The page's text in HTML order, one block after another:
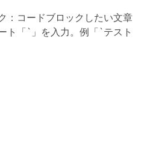
：コードブロックしたい文章
ト「`」を入力。例「`テスト